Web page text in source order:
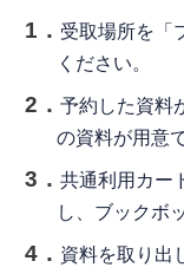
受取場所を「
ください。
予約した資料
の資料が用意
共通利用カー
し、ブックボ
資料を取り出